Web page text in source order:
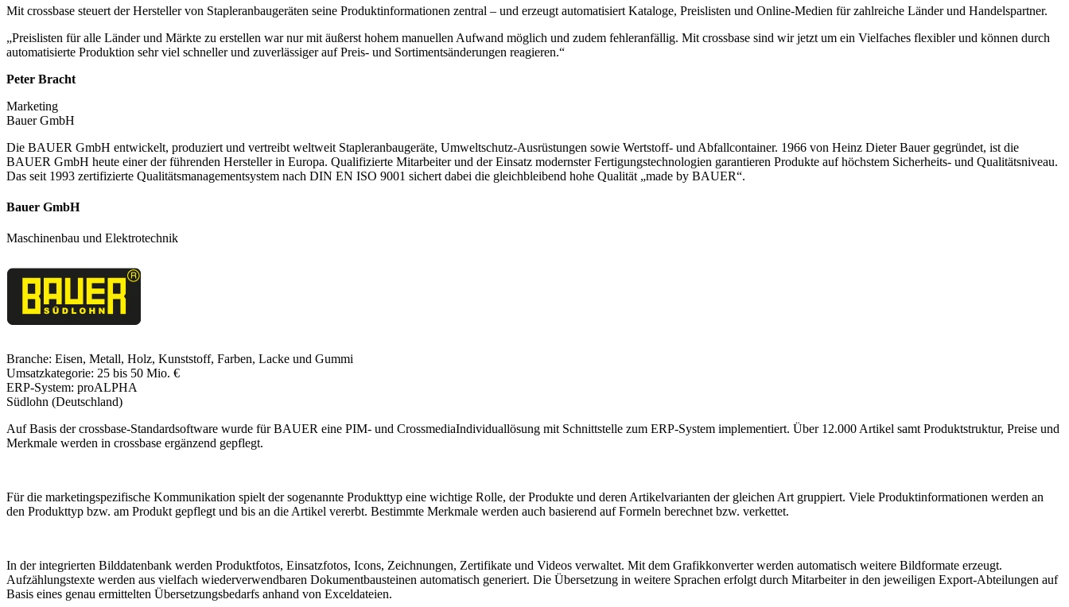
Mit crossbase steuert der Hersteller von Stapleranbaugeräten seine Produktinformationen zentral – und erzeugt automatisiert Kataloge, Preislisten und Online-Medien für zahlreiche Länder und Handelspartner.
„Preislisten für alle Länder und Märkte zu erstellen war nur mit äußerst hohem manuellen Aufwand möglich und zudem fehleranfällig. Mit crossbase sind wir jetzt um ein Vielfaches flexibler und können durch
automatisierte Produktion sehr viel schneller und zuverlässiger auf Preis- und Sortimentsänderungen reagieren.“
Peter Bracht
Marketing
Bauer GmbH
Die BAUER GmbH entwickelt, produziert und vertreibt weltweit Stapleranbaugeräte, Umweltschutz-Ausrüstungen sowie Wertstoff- und Abfallcontainer. 1966 von Heinz Dieter Bauer gegründet, ist die
BAUER GmbH heute einer der führenden Hersteller in Europa. Qualifizierte Mitarbeiter und der Einsatz modernster Fertigungstechnologien garantieren Produkte auf höchstem Sicherheits- und Qualitätsniveau.
Das seit 1993 zertifizierte Qualitätsmanagementsystem nach DIN EN ISO 9001 sichert dabei die gleichbleibend hohe Qualität „made by BAUER“.
Bauer GmbH
Maschinenbau und Elektrotechnik
Branche: Eisen, Metall, Holz, Kunststoff, Farben, Lacke und Gummi
Umsatzkategorie: 25 bis 50 Mio. €
ERP-System: proALPHA
Südlohn (Deutschland)
Auf Basis der crossbase-Standardsoftware wurde für BAUER eine PIM- und CrossmediaIndividuallösung mit Schnittstelle zum ERP-System implementiert. Über 12.000 Artikel samt Produktstruktur, Preise und
Merkmale werden in crossbase ergänzend gepflegt.
Für die marketingspezifische Kommunikation spielt der sogenannte Produkttyp eine wichtige Rolle, der Produkte und deren Artikelvarianten der gleichen Art gruppiert. Viele Produktinformationen werden an
den Produkttyp bzw. am Produkt gepflegt und bis an die Artikel vererbt. Bestimmte Merkmale werden auch basierend auf Formeln berechnet bzw. verkettet.
In der integrierten Bilddatenbank werden Produktfotos, Einsatzfotos, Icons, Zeichnungen, Zertifikate und Videos verwaltet. Mit dem Grafikkonverter werden automatisch weitere Bildformate erzeugt.
Aufzählungstexte werden aus vielfach wiederverwendbaren Dokumentbausteinen automatisch generiert. Die Übersetzung in weitere Sprachen erfolgt durch Mitarbeiter in den jeweiligen Export-Abteilungen auf
Basis eines genau ermittelten Übersetzungsbedarfs anhand von Exceldateien.